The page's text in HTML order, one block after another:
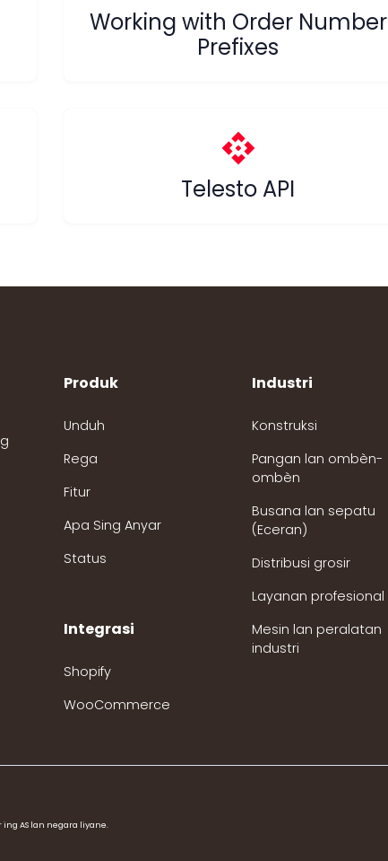
Working with Order Number
Prefixes
api
Telesto API
Produk
Unduh
Rega
Fitur
Apa Sing Anyar
Status
Integrasi
Shopify
WooCommerce
Industri
Konstruksi
Pangan lan ombèn-
ombèn
Busana lan sepatu
(Eceran)
Distribusi grosir
Layanan profesional
Mesin lan peralatan
industri
ing AS lan negara liyane.